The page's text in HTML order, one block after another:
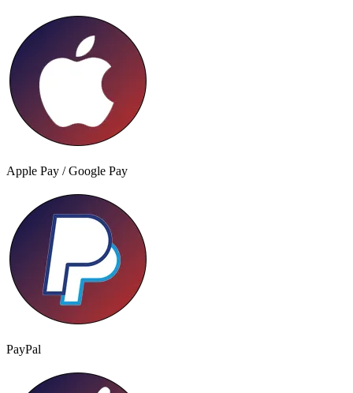
Apple Pay / Google Pay
PayPal